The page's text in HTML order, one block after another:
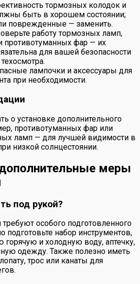
тормозных колодок и
быть в хорошем состоянии;
поврежденные — заменить.
работу тормозных ламп,
противотуманных фар — их
для вашей безопасности
лампочки и аксессуары для
при необходимости.
о установке дополнительного
противотуманных фар или
ламп — для лучшей видимости в
низкой солнцестоянии.
меры
под рукой?
особого подготовленного
подготовьте набор инструментов,
и холодную воду, аптечку,
одежду. Также полезно иметь
трос или канаты для